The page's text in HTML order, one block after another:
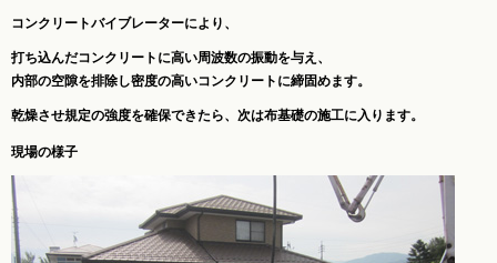
コンクリートバイブレーターにより、
打ち込んだコンクリートに高い周波数の振動を与え、
内部の空隙を排除し密度の高いコンクリートに締固めます。
乾燥させ規定の強度を確保できたら、次は布基礎の施工に入ります。
現場の様子